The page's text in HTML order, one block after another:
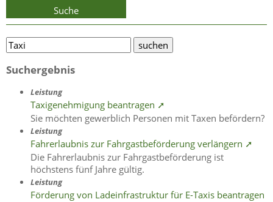
Suche
Suchergebnis
Leistung
Taxigenehmigung beantragen ➚
Sie möchten gewerblich Personen mit Taxen befördern?
Leistung
Fahrerlaubnis zur Fahrgastbeförderung verlängern ➚
Die Fahrerlaubnis zur Fahrgastbeförderung ist
höchstens fünf Jahre gültig.
Leistung
Förderung von Ladeinfrastruktur für E-Taxis beantragen